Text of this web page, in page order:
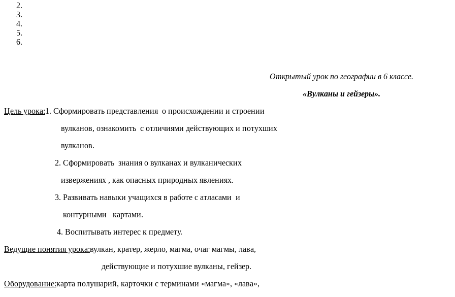
Открытый урок по географии в 6 классе.
«Вулканы и гейзеры».
Цель урока:1. Сформировать представления о происхождении и строении
вулканов, ознакомить с отличиями действующих и потухших
вулканов.
2. Сформировать знания о вулканах и вулканических
извержениях , как опасных природных явлениях.
3. Развивать навыки учащихся в работе с атласами и
контурными картами.
4. Воспитывать интерес к предмету.
Ведущие понятия урока:вулкан, кратер, жерло, магма, очаг магмы, лава,
действующие и потухшие вулканы, гейзер.
Оборудование:карта полушарий, карточки с терминами «магма», «лава»,